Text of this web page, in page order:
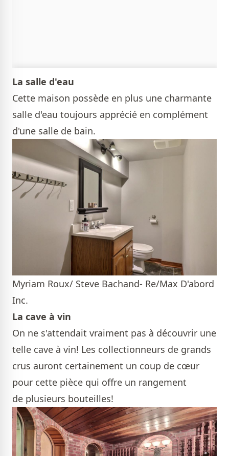
La salle d'eau
Cette maison possède en plus une charmante
salle d'eau toujours apprécié en complément
d'une salle de bain.
Myriam Roux/ Steve Bachand- Re/Max D'abord
Inc.
La cave à vin
On ne s'attendait vraiment pas à découvrir une
telle cave à vin! Les collectionneurs de grands
crus auront certainement un coup de cœur
pour cette pièce qui offre un rangement
de plusieurs bouteilles!